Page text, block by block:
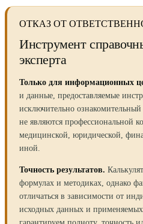
ОТКАЗ ОТ
Инструмент
эксперта
Только для информационных
и данные, предоставляемые
исключительно
не являются профессиональной
медицинской, юридической,
иной.
Точность результатов.
формулах и методиках, однако
отличаться в зависимости от
исходных данных и